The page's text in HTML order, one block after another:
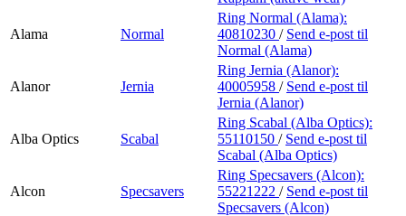
Alama Normal
Ring Normal (Alama):
40810230 / Send e-post til
Normal (Alama)
Alanor Jernia
Ring Jernia (Alanor):
40005958 / Send e-post til
Jernia (Alanor)
Alba Optics Scabal
Ring Scabal (Alba Optics):
55110150 / Send e-post til
Scabal (Alba Optics)
Alcon Specsavers
Ring Specsavers (Alcon):
55221222 / Send e-post til
Specsavers (Alcon)